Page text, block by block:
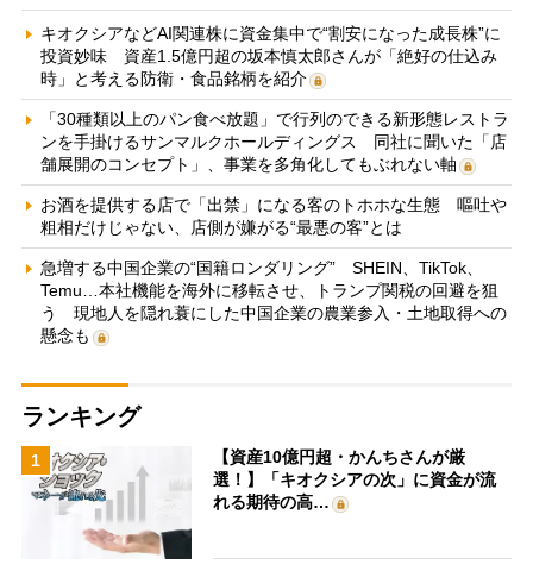
キオクシアなどAI関連株に資金集中で“割安になった成長株”に
投資妙味 資産1.5億円超の坂本慎太郎さんが「絶好の仕込み
時」と考える防衛・食品銘柄を紹介
「30種類以上のパン食べ放題」で行列のできる新形態レストラ
ンを手掛けるサンマルクホールディングス 同社に聞いた「店
舗展開のコンセプト」、事業を多角化してもぶれない軸
お酒を提供する店で「出禁」になる客のトホホな生態 嘔吐や
粗相だけじゃない、店側が嫌がる“最悪の客”とは
急増する中国企業の“国籍ロンダリング” SHEIN、TikTok、
Temu…本社機能を海外に移転させ、トランプ関税の回避を狙
う 現地人を隠れ蓑にした中国企業の農業参入・土地取得への
懸念も
ランキング
1
【資産10億円超・かんちさんが厳
選！】「キオクシアの次」に資金が流
れる期待の高…